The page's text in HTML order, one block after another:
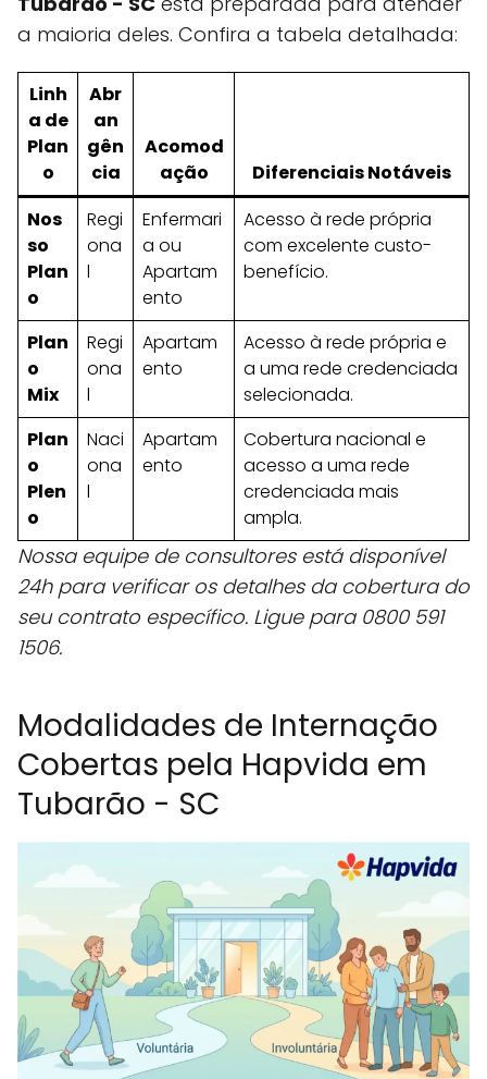
a maioria deles. Confira a tabela detalhada:
Linh
a de
Plan
o
Abr
an
gên
cia
Acomod
ação
Diferenciais Notáveis
Nos
so
Plan
o
Regi
ona
l
Enfermari
a ou
Apartam
ento
Acesso à rede própria
com excelente custo-
benefício.
Plan
o
Mix
Regi
ona
l
Apartam
ento
Acesso à rede própria e
a uma rede credenciada
selecionada.
Plan
o
Plen
o
Naci
ona
l
Apartam
ento
Cobertura nacional e
acesso a uma rede
credenciada mais
ampla.
Nossa equipe de consultores está disponível
24h para verificar os detalhes da cobertura do
seu contrato específico. Ligue para 0800 591
1506.
Modalidades de Internação
Cobertas pela Hapvida em
Tubarão - SC